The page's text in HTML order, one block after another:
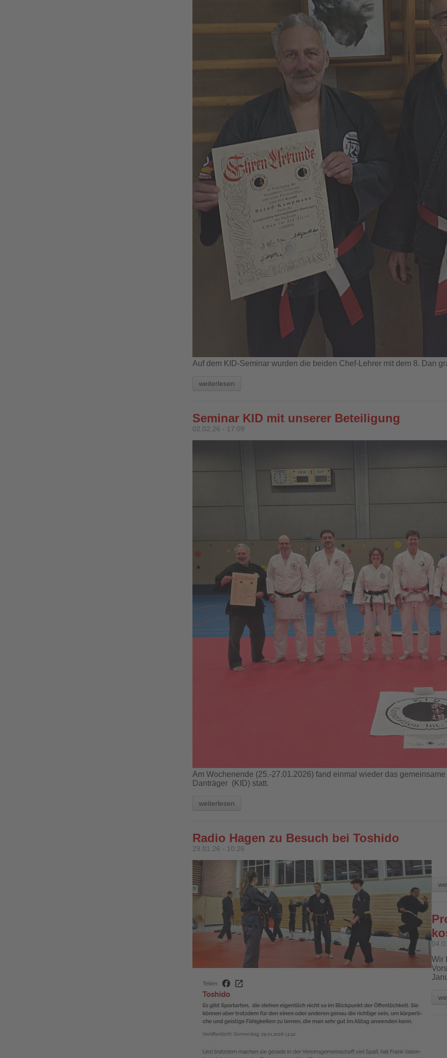
Auf dem KID-Seminar wurden die beiden Chef-Lehrer mit dem 8. Dan
weiterlesen
Seminar KID mit unserer Beteiligung
02.02.26 - 17:09
Am Wochenende (25.-27.01.2026) fand einmal wieder das
Danträger (KID) statt.
weiterlesen
Radio Hagen zu Besuch bei Toshido
29.01.26 - 10:26
Wir